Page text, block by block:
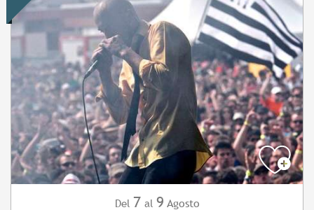
Del 7 al 9 Agosto